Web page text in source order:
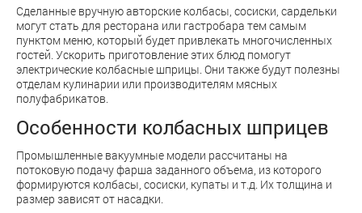
Сделанные вручную авторские колбасы, сосиски, сардельки
могут стать для ресторана или гастробара тем самым
пунктом меню, который будет привлекать многочисленных
гостей. Ускорить приготовление этих блюд помогут
электрические колбасные шприцы. Они также будут полезны
отделам кулинарии или производителям мясных
полуфабрикатов.
Особенности колбасных шприцев
Промышленные вакуумные модели рассчитаны на
потоковую подачу фарша заданного объема, из которого
формируются колбасы, сосиски, купаты и т.д. Их толщина и
размер зависят от насадки.